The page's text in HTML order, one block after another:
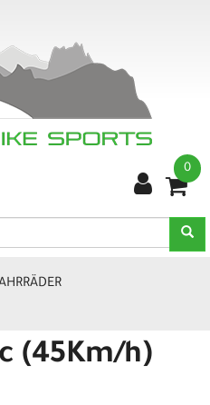
0
(45Km/h)